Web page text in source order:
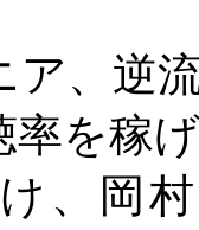
、逆
率を稼
、岡